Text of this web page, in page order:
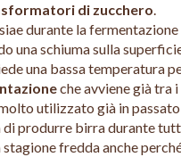
di zucchero.
durante la fermentazione
una schiuma sulla
una bassa temperatura
che avviene già tra i
utilizzato già in
produrre birra durante
fredda anche